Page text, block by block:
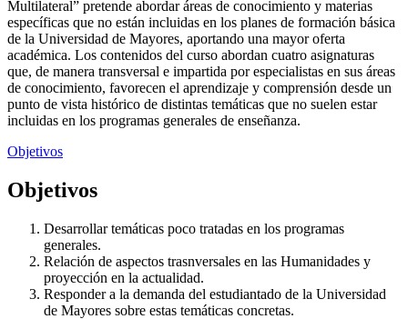
Multilateral” pretende abordar áreas de conocimiento y materias
específicas que no están incluidas en los planes de formación básica
de la Universidad de Mayores, aportando una mayor oferta
académica. Los contenidos del curso abordan cuatro asignaturas
que, de manera transversal e impartida por especialistas en sus áreas
de conocimiento, favorecen el aprendizaje y comprensión desde un
punto de vista histórico de distintas temáticas que no suelen estar
incluidas en los programas generales de enseñanza.
Objetivos
Objetivos
Desarrollar temáticas poco tratadas en los programas
generales.
Relación de aspectos trasnversales en las Humanidades y
proyección en la actualidad.
Responder a la demanda del estudiantado de la Universidad
de Mayores sobre estas temáticas concretas.